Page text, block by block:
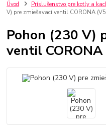
Úvod Príslušenstvo pre kotly a
V) pre zmiešavací ventil CORONA
Pohon (230 V)
ventil